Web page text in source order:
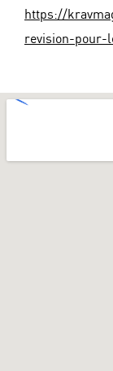
https://
revision-pour-